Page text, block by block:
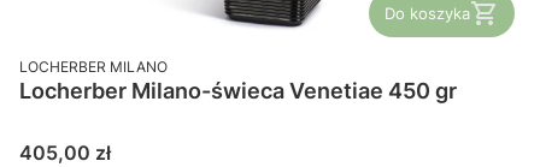
Do koszyka
PRODUCENT
LOCHERBER MILANO
Locherber Milano-świeca Venetiae 450 gr
Cena
405,00 zł